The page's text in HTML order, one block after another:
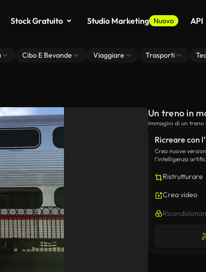
Stock Gratuito Studio Marketing Nuovo API
Cibo E Bevande Viaggiare Trasporti
Ricreare con
Crea nuove
l’intelligenza
Ristrutturare
Crea video
Un treno in
Immagini di un